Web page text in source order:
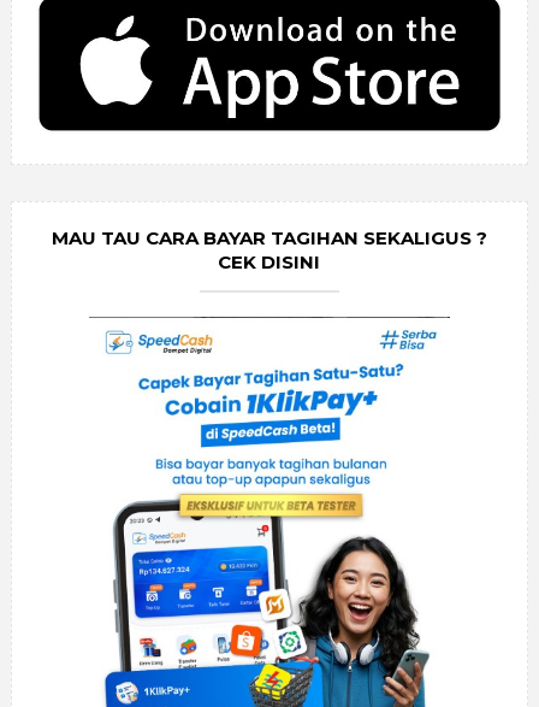
MAU TAU CARA BAYAR TAGIHAN SEKALIGUS ?
CEK DISINI